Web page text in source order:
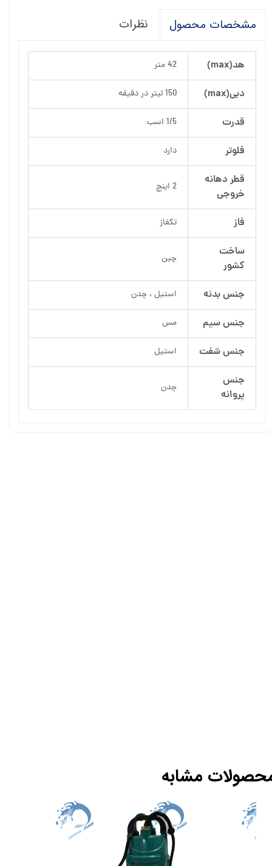
مشخصات محصول نظرات
هد(max) 42 متر
دبی(max) 150 لیتر در دقیقه
قدرت 1/5 اسب
فلوتر دارد
قطر دهانه
خروجی
2 اینچ
فاز تکفاز
ساخت
کشور
چین
جنس بدنه استیل ، چدن
جنس سیم مس
جنس شفت استیل
جنس
پروانه
چدن
مشابه